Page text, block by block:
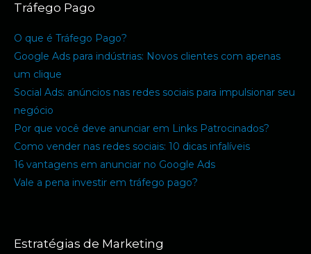
Tráfego Pago
O que é Tráfego Pago?
Google Ads para indústrias: Novos clientes com apenas
um clique
Social Ads: anúncios nas redes sociais para impulsionar seu
negócio
Por que você deve anunciar em Links Patrocinados?
Como vender nas redes sociais: 10 dicas infalíveis
16 vantagens em anunciar no Google Ads
Vale a pena investir em tráfego pago?
Estratégias de Marketing